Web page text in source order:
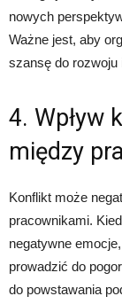
nowych
Ważne jest, aby
szansę do
4. Wpływ
między
Konflikt może
pracownikami.
negatywne
prowadzić do
do powstawania